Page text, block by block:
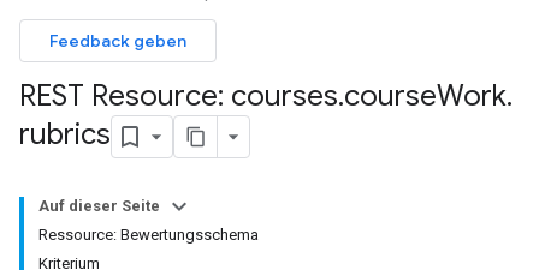
Feedback geben
REST Resource: courses.courseWork.
rubrics
Auf dieser Seite
Ressource: Bewertungsschema
Kriterium